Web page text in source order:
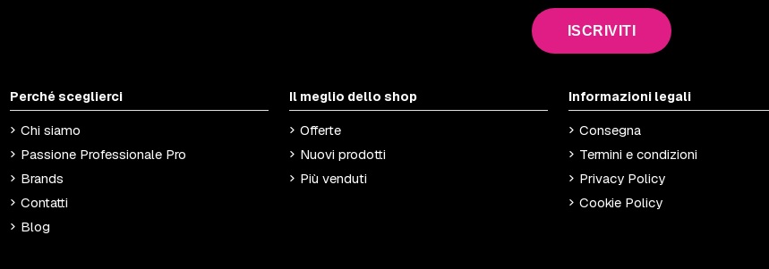
ISCRIVITI
Perché sceglierci
Chi siamo
Passione Professionale Pro
Brands
Contatti
Blog
Il meglio dello shop
Offerte
Nuovi prodotti
Più venduti
Informazioni legali
Consegna
Termini e condizioni
Privacy Policy
Cookie Policy